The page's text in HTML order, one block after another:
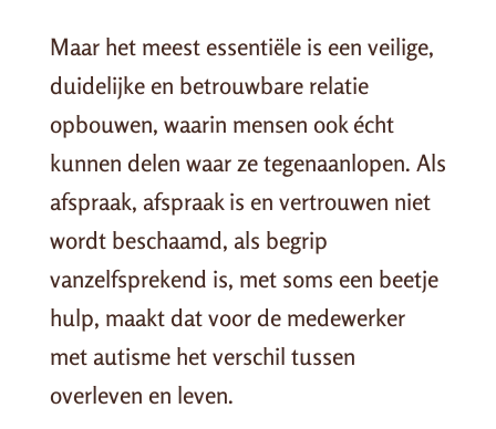
Maar het meest essentiële is een veilige,
duidelijke en betrouwbare relatie
opbouwen, waarin mensen ook écht
kunnen delen waar ze tegenaanlopen. Als
afspraak, afspraak is en vertrouwen niet
wordt beschaamd, als begrip
vanzelfsprekend is, met soms een beetje
hulp, maakt dat voor de medewerker
met autisme het verschil tussen
overleven en leven.